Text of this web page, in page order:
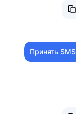
Принять SMS